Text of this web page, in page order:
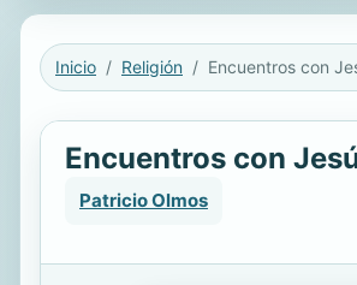
Inicio Religión Encuentros con
Encuentros con
Patricio Olmos